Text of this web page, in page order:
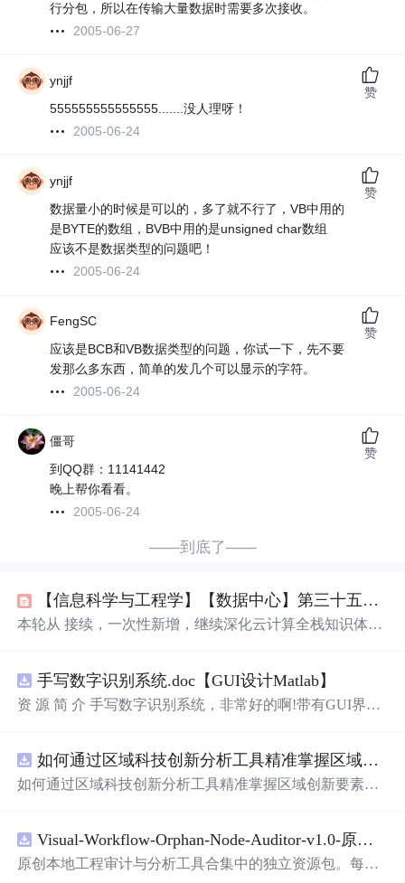
行分包，所以在传输大量数据时需要多次接收。
2005-06-27
ynjjf
555555555555555.......没人理呀！
2005-06-24
赞
ynjjf
数据量小的时候是可以的，多了就不行了，VB中用的
是BYTE的数组，BVB中用的是unsigned char数组
应该不是数据类型的问题吧！
2005-06-24
赞
FengSC
应该是BCB和VB数据类型的问题，你试一下，先不要
发那么多东西，简单的发几个可以显示的字符。
2005-06-24
赞
僵哥
到QQ群：11141442
晚上帮你看看。
2005-06-24
赞
——到底了——
【信息科学与工程学】【数据中心】第三十五篇 云计算数据中心的学科知识03
本轮从​ 接续，一次性新增，继续深化云计算全栈知识体
手写数字识别系统.doc【GUI设计Matlab】
资 源 简 介 手写数字识别系统，非常好的啊!带有GUI界
带有直观的图形用户界面（GUI），非常容易使用。你只
需要将手写数字输入系统，它将立即给出准确的识别结
是一个非常方便和实用的工具，你一定会喜欢它的！
如何通过区域科技创新分析工具精准掌握区域创新要素分布与产业链融合现状？.docx
如何通过区域科技创新分析工具精准掌握区域创新要素分
Visual-Workflow-Orphan-Node-Auditor-v1.0-原创源码与文档.zip
原创本地工程审计与分析工具合集中的独立资源包。每个